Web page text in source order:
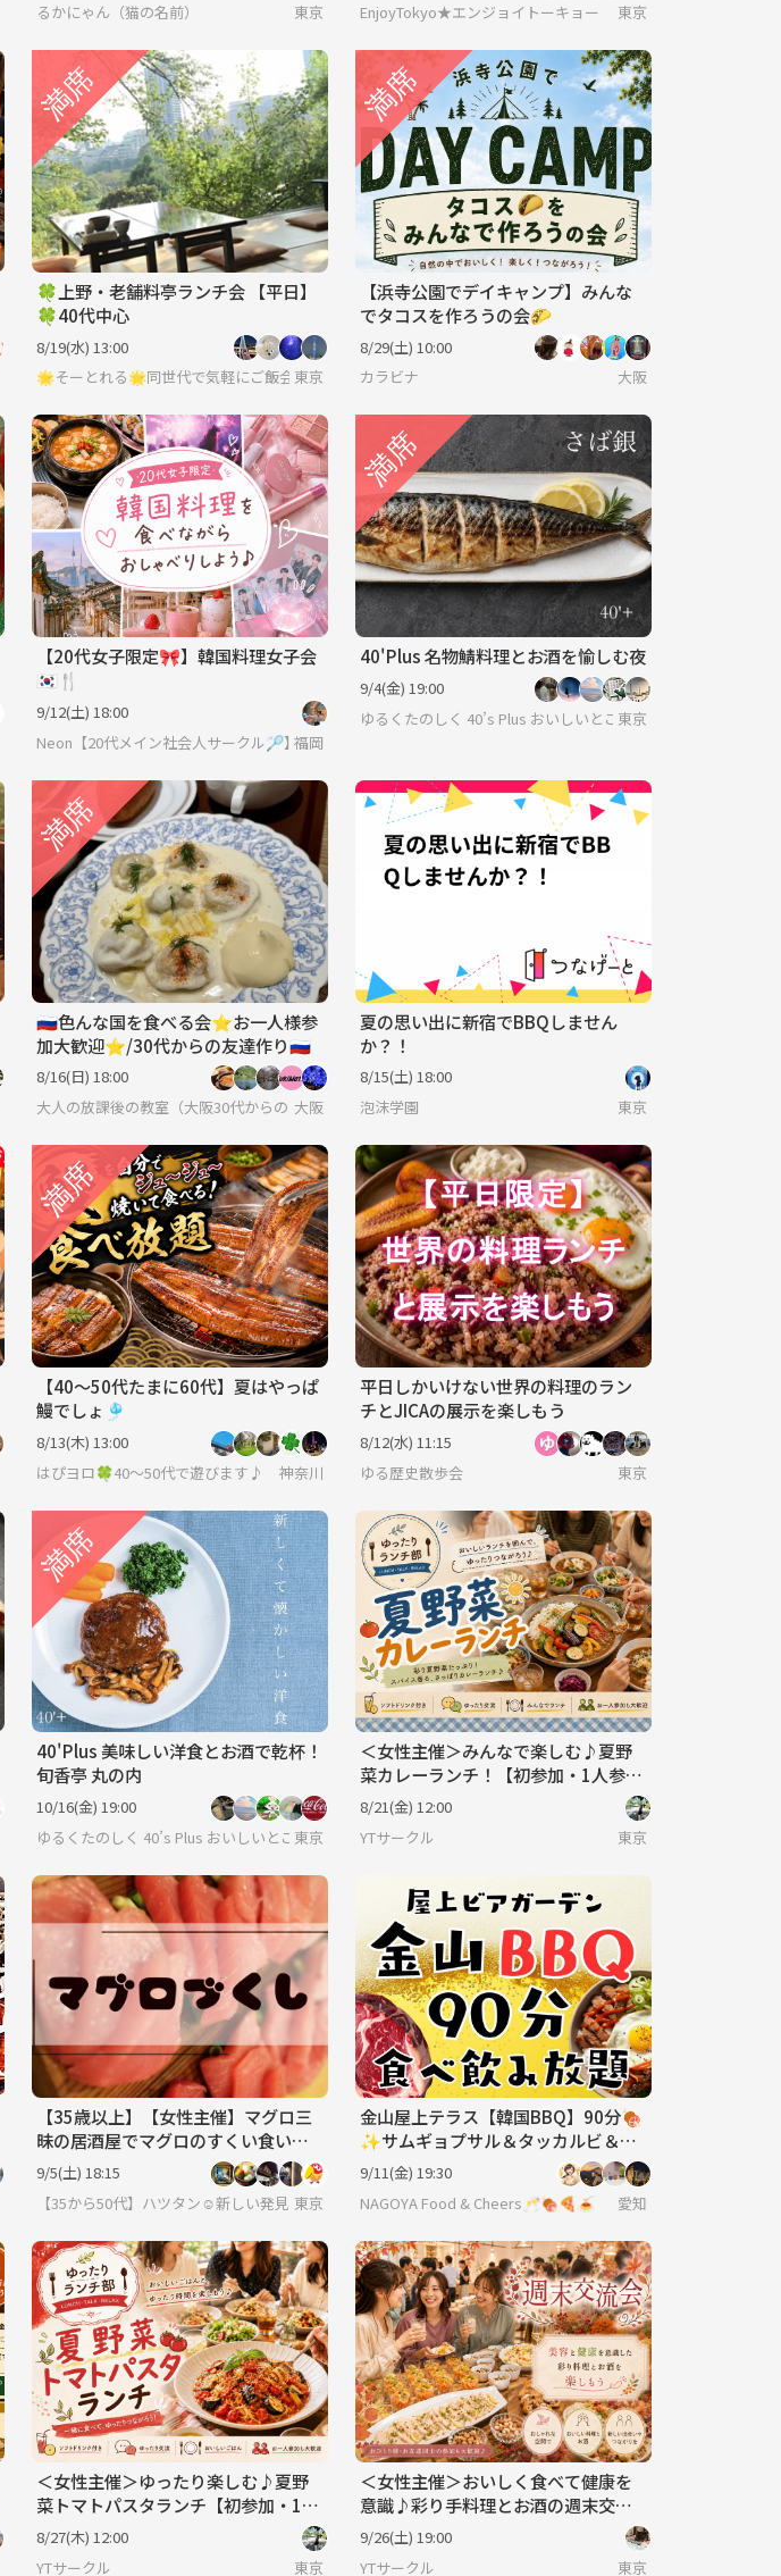
るかにゃん（猫の名前）
東京
EnjoyTokyo★エンジョイトーキョー 〜気持ちだけでも国際
東京
🍀上野・老舗料亭ランチ会 【平日】
🍀40代中心
8/19(水) 13:00
🌟そーとれる🌟同世代で気軽にご飯会 東京
【浜寺公園でデイキャンプ】みんな
でタコスを作ろうの会🌮
8/29(土) 10:00
カラビナ
大阪
【20代女子限定🎀】韓国料理女子会
🇰🇷🍴
9/12(土) 18:00
Neon【20代メイン社会人サークル🏸】福岡
40'Plus 名物鯖料理とお酒を愉しむ夜
9/4(金) 19:00
ゆるくたのしく 40’s Plus おいしいとここちよい時間を
東京
🇷🇺色んな国を食べる会⭐︎お一人様参
加大歓迎⭐︎/30代からの友達作り🇷🇺
8/16(日) 18:00
大人の放課後の教室（大阪30代からのお友達作り）
大阪
夏の思い出に新宿でBBQしません
か？！
8/15(土) 18:00
泡沫学園
東京
【40〜50代たまに60代】夏はやっぱ
鰻でしょ🎐
8/13(木) 13:00
はぴヨロ🍀40〜50代で遊びます♪
神奈川
平日しかいけない世界の料理のラン
チとJICAの展示を楽しもう
8/12(水) 11:15
ゆる歴史散歩会
東京
40'Plus 美味しい洋食とお酒で乾杯！
旬香亭 丸の内
10/16(金) 19:00
ゆるくたのしく 40’s Plus おいしいとここちよい時間を
東京
＜女性主催＞みんなで楽しむ♪夏野
菜カレーランチ！【初参加・1人参加
歓迎！】
8/21(金) 12:00
YTサークル
東京
【35歳以上】【女性主催】マグロ三
昧の居酒屋でマグロのすくい食いを
体験する会【中野】
9/5(土) 18:15
【35から50代】ハツタン☺️新しい発見探索コミュ
東京
金山屋上テラス【韓国BBQ】90分🍖
✨サムギョプサル＆タッカルビ＆プ
ルコギ＆韓国タパス食べ飲み会
9/11(金) 19:30
NAGOYA Food & Cheers🥂🍖🍕🍝
愛知
東京😎20･30･40代集まれ～✨池袋から始める友達作り 🌷ソロ参加✨初めての参加OKの社会人サークルで毎週オフ
＜女性主催＞ゆったり楽しむ♪夏野
菜トマトパスタランチ【初参加・1人
参加歓迎！】
8/27(木) 12:00
YTサークル
東京
＜女性主催＞おいしく食べて健康を
意識♪彩り手料理とお酒の週末交流
会🍹初参加・一人参加歓迎✨
9/26(土) 19:00
YTサークル
東京